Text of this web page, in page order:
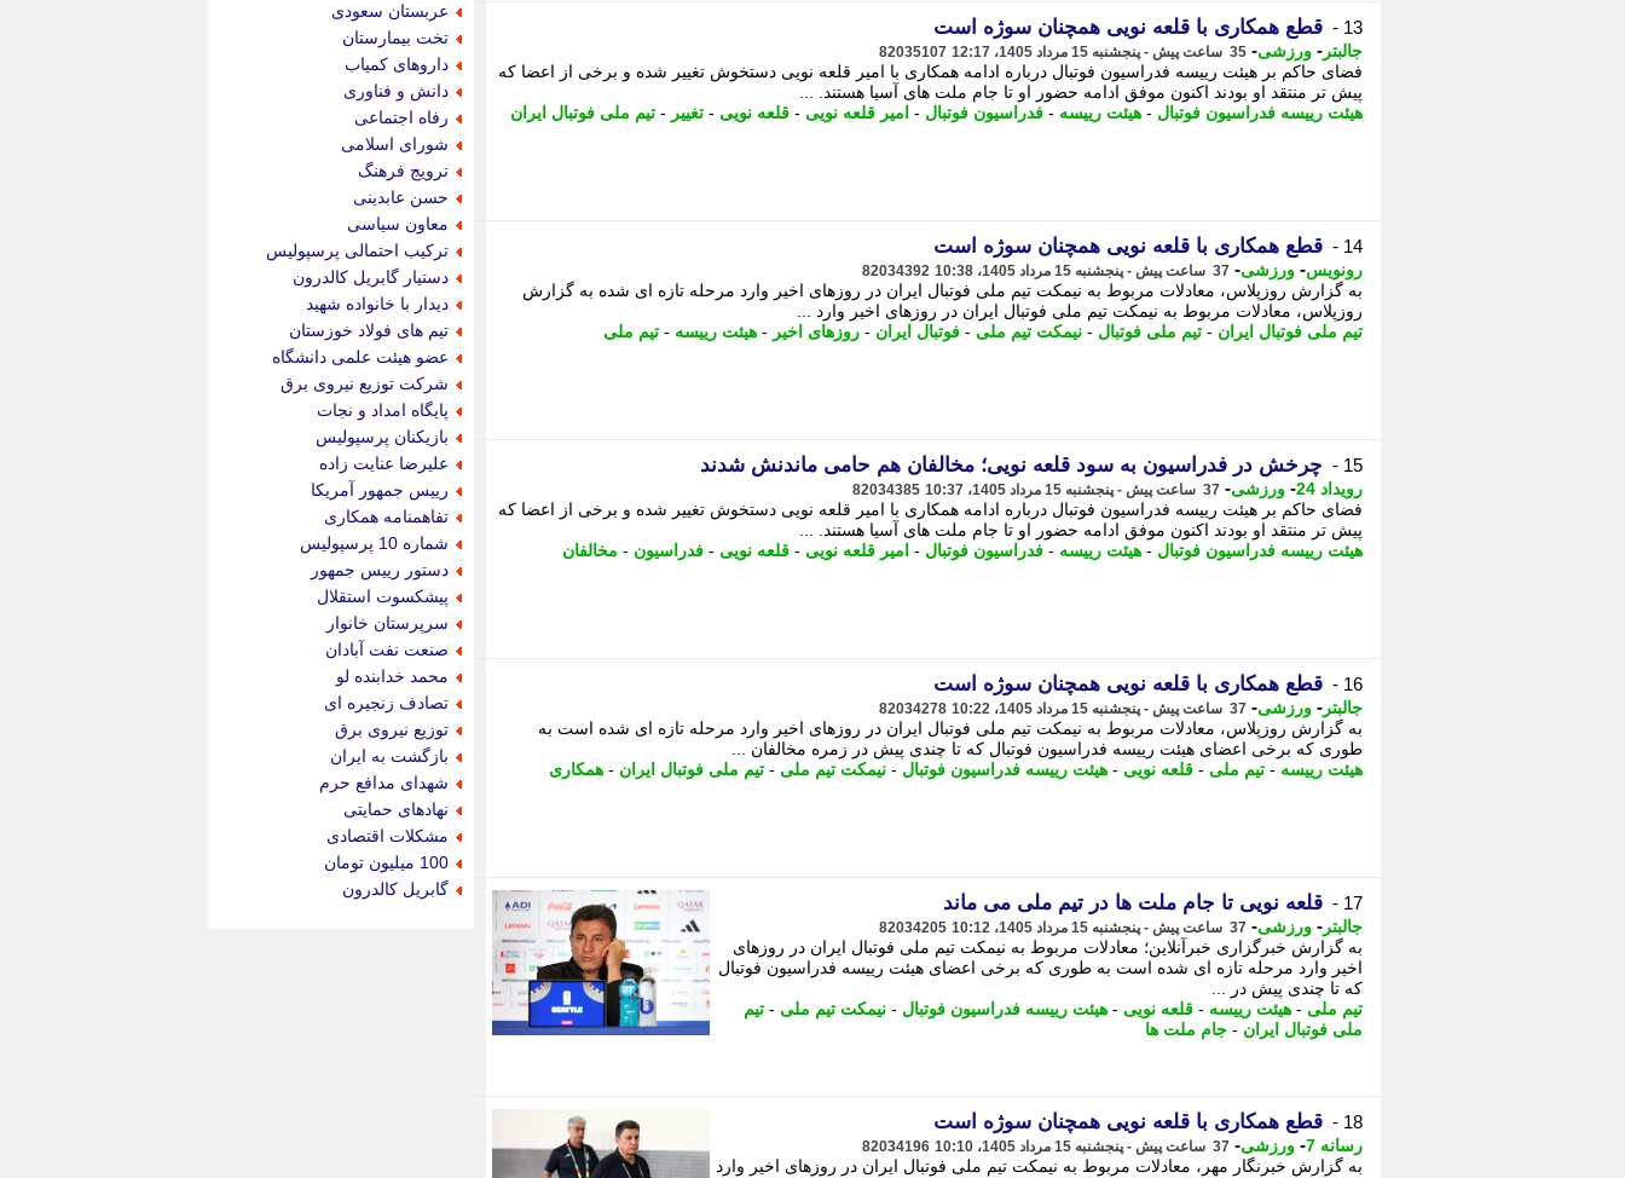
13 - قطع همکاری با قلعه نویی همچنان سوژه است
جالبتر - ورزشی- 35 ساعت پیش - پنجشنبه 15 مرداد 1405، 12:17 82035107
فضای حاکم بر هیئت رییسه فدراسیون فوتبال درباره ادامه همکاری با امیر قلعه نویی دستخوش تغییر شده و برخی از اعضا که
پیش تر منتقد او بودند اکنون موفق ادامه حضور او تا جام ملت های آسیا هستند. ...
هیئت رییسه فدراسیون فوتبال - هیئت رییسه - فدراسیون فوتبال - امیر قلعه نویی - قلعه نویی - تغییر - تیم ملی فوتبال ایران
14 - قطع همکاری با قلعه نویی همچنان سوژه است
رونویس- ورزشی- 37 ساعت پیش - پنجشنبه 15 مرداد 1405، 10:38 82034392
به گزارش روزپلاس، معادلات مربوط به نیمکت تیم ملی فوتبال ایران در روزهای اخیر وارد مرحله تازه ای شده به گزارش
روزپلاس، معادلات مربوط به نیمکت تیم ملی فوتبال ایران در روزهای اخیر وارد ...
تیم ملی فوتبال ایران - تیم ملی فوتبال - نیمکت تیم ملی - فوتبال ایران - روزهای اخیر - هیئت رییسه - تیم ملی
15 - چرخش در فدراسیون به سود قلعه نویی؛ مخالفان هم حامی ماندنش شدند
رویداد 24 - ورزشی- 37 ساعت پیش - پنجشنبه 15 مرداد 1405، 10:37 82034385
فضای حاکم بر هیئت رییسه فدراسیون فوتبال درباره ادامه همکاری با امیر قلعه نویی دستخوش تغییر شده و برخی از اعضا که
پیش تر منتقد او بودند اکنون موفق ادامه حضور او تا جام ملت های آسیا هستند. ...
هیئت رییسه فدراسیون فوتبال - هیئت رییسه - فدراسیون فوتبال - امیر قلعه نویی - قلعه نویی - فدراسیون - مخالفان
16 - قطع همکاری با قلعه نویی همچنان سوژه است
جالبتر - ورزشی- 37 ساعت پیش - پنجشنبه 15 مرداد 1405، 10:22 82034278
به گزارش روزپلاس، معادلات مربوط به نیمکت تیم ملی فوتبال ایران در روزهای اخیر وارد مرحله تازه ای شده است به
طوری که برخی اعضای هیئت رییسه فدراسیون فوتبال که تا چندی پیش در زمره مخالفان ...
هیئت رییسه - تیم ملی - قلعه نویی - هیئت رییسه فدراسیون فوتبال - نیمکت تیم ملی - تیم ملی فوتبال ایران - همکاری
17 - قلعه نویی تا جام ملت ها در تیم ملی می ماند
جالبتر - ورزشی- 37 ساعت پیش - پنجشنبه 15 مرداد 1405، 10:12 82034205
به گزارش خبرگزاری خبرآنلاین؛ معادلات مربوط به نیمکت تیم ملی فوتبال ایران در روزهای
اخیر وارد مرحله تازه ای شده است به طوری که برخی اعضای هیئت رییسه فدراسیون فوتبال
که تا چندی پیش در ...
تیم ملی - هیئت رییسه - قلعه نویی - هیئت رییسه فدراسیون فوتبال - نیمکت تیم ملی - تیم
ملی فوتبال ایران - جام ملت ها
18 - قطع همکاری با قلعه نویی همچنان سوژه است
رسانه 7 - ورزشی- 37 ساعت پیش - پنجشنبه 15 مرداد 1405، 10:10 82034196
به گزارش خبرنگار مهر، معادلات مربوط به نیمکت تیم ملی فوتبال ایران در روزهای اخیر وارد
عربستان سعودی
تخت بیمارستان
داروهای کمیاب
دانش و فناوری
رفاه اجتماعی
شورای اسلامی
ترویج فرهنگ
حسن عابدینی
معاون سیاسی
ترکیب احتمالی پرسپولیس
دستیار گابریل کالدرون
دیدار با خانواده شهید
تیم های فولاد خوزستان
عضو هیئت علمی دانشگاه
شرکت توزیع نیروی برق
پایگاه امداد و نجات
بازیکنان پرسپولیس
علیرضا عنایت زاده
رییس جمهور آمریکا
تفاهمنامه همکاری
شماره 10 پرسپولیس
دستور رییس جمهور
پیشکسوت استقلال
سرپرستان خانوار
صنعت نفت آبادان
محمد خدابنده لو
تصادف زنجیره ای
توزیع نیروی برق
بازگشت به ایران
شهدای مدافع حرم
نهادهای حمایتی
مشکلات اقتصادی
100 میلیون تومان
گابریل کالدرون